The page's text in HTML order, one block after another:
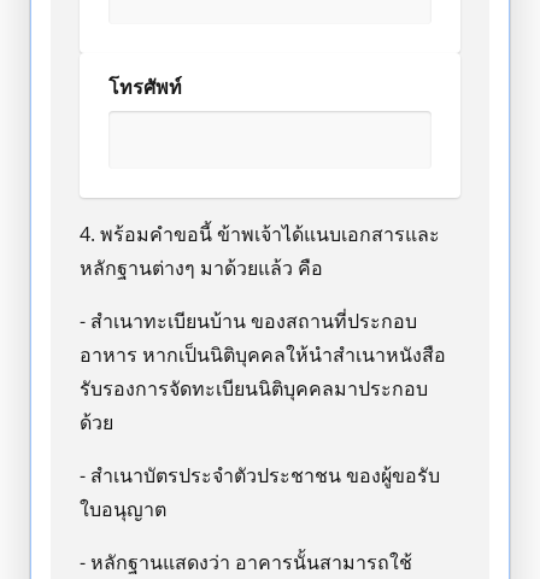
โทรศัพท์
4. พร้อมคำขอนี้ ข้าพเจ้าได้แนบเอกสารและ
หลักฐานต่างๆ มาด้วยแล้ว คือ
- สำเนาทะเบียนบ้าน ของสถานที่ประกอบ
อาหาร หากเป็นนิติบุคคลให้นำสำเนาหนังสือ
รับรองการจัดทะเบียนนิติบุคคลมาประกอบ
ด้วย
- สำเนาบัตรประจำตัวประชาชน ของผู้ขอรับ
ใบอนุญาต
- หลักฐานแสดงว่า อาคารนั้นสามารถใช้